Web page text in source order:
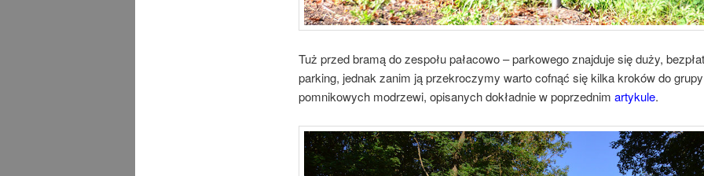
Tuż przed bramą do zespołu pałacowo – parkowego znajduje się duży,
parking, jednak zanim ją przekroczymy warto cofnąć się kilka kroków do grupy
pomnikowych modrzewi, opisanych dokładnie w poprzednim artykule.